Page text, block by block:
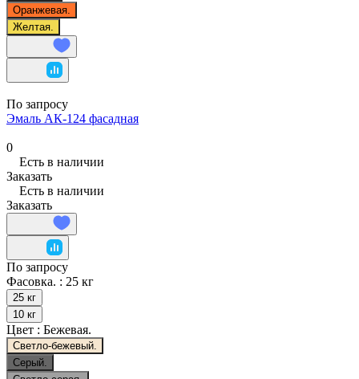
Оранжевая.
Желтая.
По запросу
Эмаль АК-124 фасадная
0
Есть в наличии
Заказать
Есть в наличии
Заказать
По запросу
Фасовка. : 25 кг
25 кг
10 кг
Цвет : Бежевая.
Светло-бежевый.
Серый.